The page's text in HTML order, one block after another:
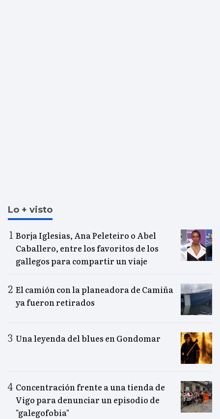
Lo + visto
Borja Iglesias, Ana Peleteiro o Abel
Caballero, entre los favoritos de los
gallegos para compartir un viaje
El camión con la planeadora de Camiña
ya fueron retirados
Una leyenda del blues en Gondomar
Concentración frente a una tienda de
Vigo para denunciar un episodio de
"galegofobia"